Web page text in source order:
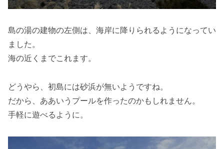
島の湯の建物の左側は、海岸に降りられるようになってい
ました。
海の近くまでこれます。
どうやら、初島には砂浜が無いようですね。
だから、ああいうプールを作ったのかもしれません。
手軽に遊べるように。